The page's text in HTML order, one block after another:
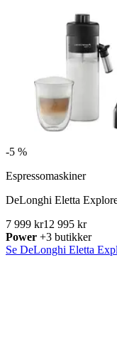
-5 %
Espressomaskiner
DeLonghi Eletta
7 999 kr12 995 kr
Power +3 butikker
Se DeLonghi Eletta